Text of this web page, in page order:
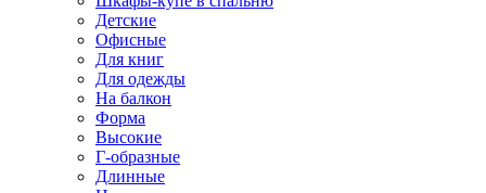
Детские
Офисные
Для книг
Для одежды
На балкон
Форма
Высокие
Г-образные
Длинные